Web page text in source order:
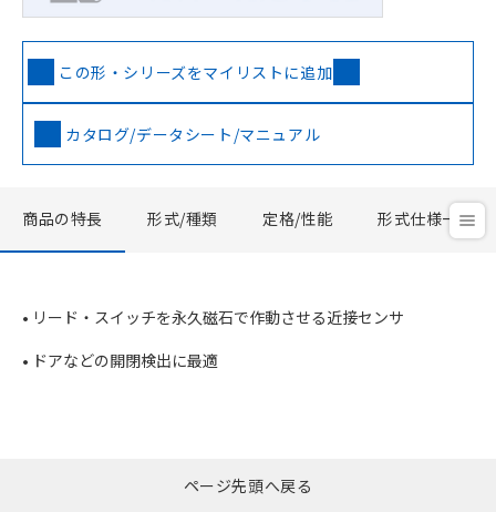
この形・シリーズをマイリストに追加
カタログ/データシート/マニュアル
商品の特長 形式/種類 定格/性能 形式仕様一覧
• リード・スイッチを永久磁石で作動させる近接センサ
• ドアなどの開閉検出に最適
ページ先頭へ戻る